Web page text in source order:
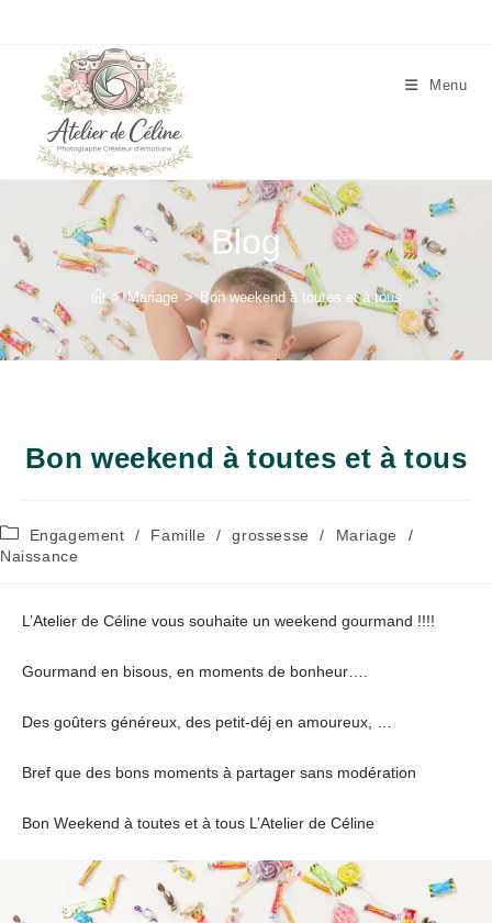
Menu
Blog
> Mariage > Bon weekend à toutes et à tous
Bon weekend à toutes et à tous
Post
category:
Engagement / Famille / grossesse / Mariage
/
Naissance
L’Atelier de Céline vous souhaite un weekend gourmand !!!!
Gourmand en bisous, en moments de bonheur….
Des goûters généreux, des petit-déj en amoureux, …
Bref que des bons moments à partager sans modération
Bon Weekend à toutes et à tous L’Atelier de Céline